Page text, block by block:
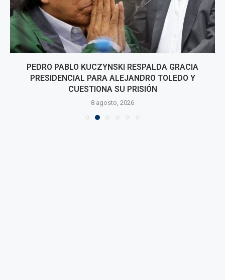
PEDRO PABLO KUCZYNSKI RESPALDA GRACIA
PRESIDENCIAL PARA ALEJANDRO TOLEDO Y
CUESTIONA SU PRISIÓN
8 agosto, 2026